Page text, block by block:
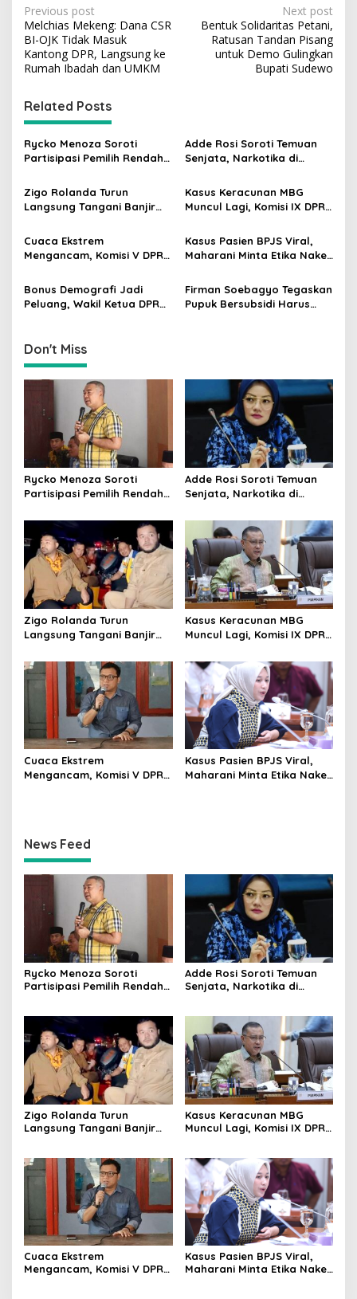
P
o
s
n
a
v
g
a
t
i
o
n
Previous post
Melchias Mekeng: Dana CSR
BI-OJK Tidak Masuk
Kantong DPR, Langsung ke
Rumah Ibadah dan UMKM
Next post
Bentuk Solidaritas Petani,
Ratusan Tandan Pisang
untuk Demo Gulingkan
Bupati Sudewo
Related Posts
Rycko Menoza Soroti
Partisipasi Pemilih Rendah
Edukasi Politik
Adde Rosi Soroti Temuan
Senjata, Narkotika di
Siswa Harus Dijaga
Zigo Rolanda Turun
Langsung Tangani Banjir
Kasus Keracunan MBG
Muncul Lagi, Komisi IX DPR
Jalur Hukum
Cuaca Ekstrem
Mengancam, Komisi V DPR
Kesiapan Petani Indramayu
Kasus Pasien BPJS Viral,
Maharani Minta Etika Nakes
Dievaluasi
Bonus Demografi Jadi
Peluang, Wakil Ketua DPR
Firman Soebagyo Tegaskan
Pupuk Bersubsidi Harus
Don't Miss
Rycko Menoza Soroti
Partisipasi Pemilih Rendah
Edukasi Politik
Adde Rosi Soroti Temuan
Senjata, Narkotika di
Siswa Harus Dijaga
Zigo Rolanda Turun
Langsung Tangani Banjir
Kasus Keracunan MBG
Muncul Lagi, Komisi IX DPR
Jalur Hukum
Cuaca Ekstrem
Mengancam, Komisi V DPR
Kasus Pasien BPJS Viral,
Maharani Minta Etika Nakes
News Feed
Rycko Menoza Soroti
Partisipasi Pemilih Rendah
Adde Rosi Soroti Temuan
Senjata, Narkotika di
Zigo Rolanda Turun
Langsung Tangani Banjir
Kasus Keracunan MBG
Muncul Lagi, Komisi IX DPR
Cuaca Ekstrem
Mengancam, Komisi V DPR
Kasus Pasien BPJS Viral,
Maharani Minta Etika Nakes